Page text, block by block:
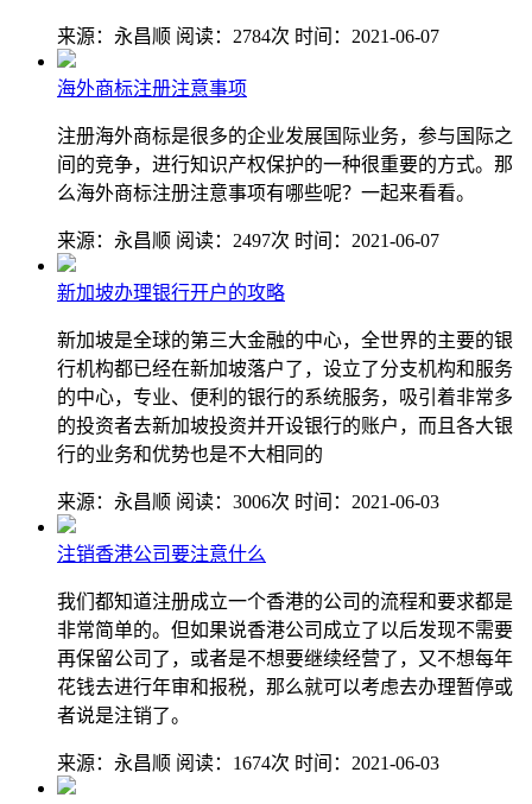
来源：永昌顺 阅读：2784次 时间：2021-06-07
海外商标注册注意事项
注册海外商标是很多的企业发展国际业务，参与国际之
间的竞争，进行知识产权保护的一种很重要的方式。那
么海外商标注册注意事项有哪些呢？一起来看看。
来源：永昌顺 阅读：2497次 时间：2021-06-07
新加坡办理银行开户的攻略
新加坡是全球的第三大金融的中心，全世界的主要的银
行机构都已经在新加坡落户了，设立了分支机构和服务
的中心，专业、便利的银行的系统服务，吸引着非常多
的投资者去新加坡投资并开设银行的账户，而且各大银
行的业务和优势也是不大相同的
来源：永昌顺 阅读：3006次 时间：2021-06-03
注销香港公司要注意什么
我们都知道注册成立一个香港的公司的流程和要求都是
非常简单的。但如果说香港公司成立了以后发现不需要
再保留公司了，或者是不想要继续经营了，又不想每年
花钱去进行年审和报税，那么就可以考虑去办理暂停或
者说是注销了。
来源：永昌顺 阅读：1674次 时间：2021-06-03